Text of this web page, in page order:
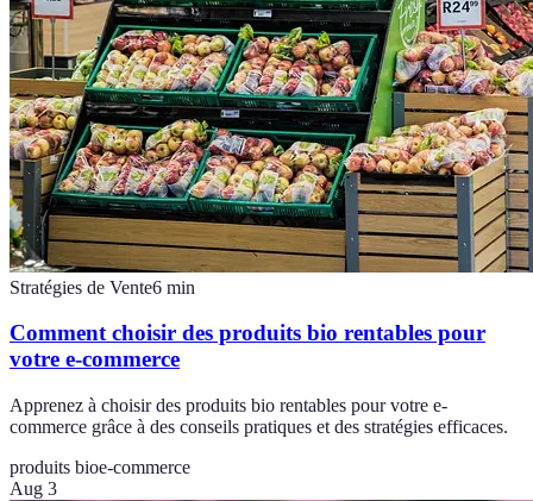
Stratégies de Vente6 min
Comment choisir des produits bio rentables pour
votre e-commerce
Apprenez à choisir des produits bio rentables pour votre e-
commerce grâce à des conseils pratiques et des stratégies efficaces.
produits bioe-commerce
Aug 3